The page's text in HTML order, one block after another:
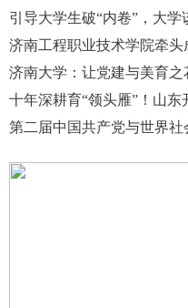
引导大学生破“内卷”，大学
济南大学：让党建与美育之